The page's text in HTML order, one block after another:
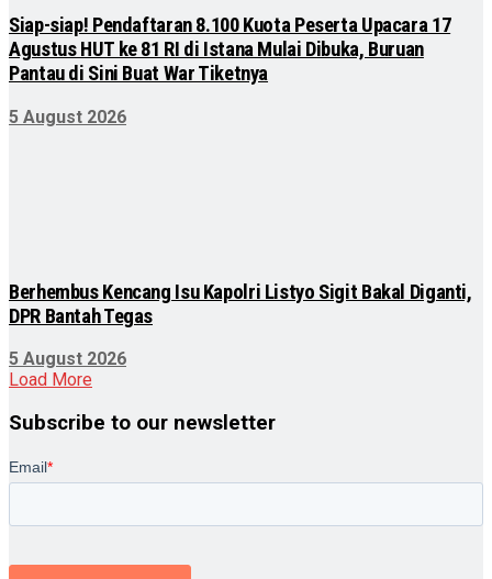
Siap-siap! Pendaftaran 8.100 Kuota Peserta Upacara 17
Agustus HUT ke 81 RI di Istana Mulai Dibuka, Buruan
Pantau di Sini Buat War Tiketnya
5 August 2026
Berhembus Kencang Isu Kapolri Listyo Sigit Bakal Diganti,
DPR Bantah Tegas
5 August 2026
Load More
Subscribe to our newsletter